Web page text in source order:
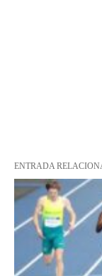
ENTRADA